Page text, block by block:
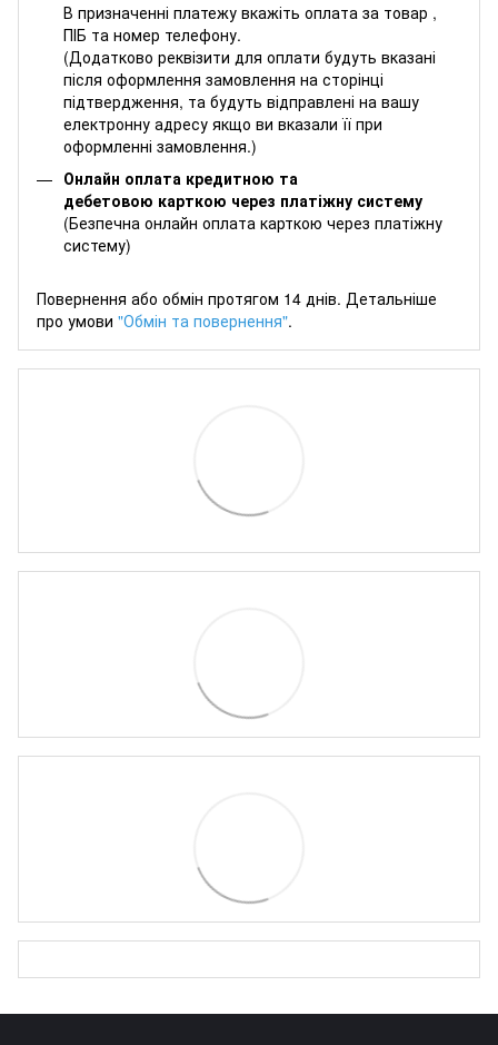
В призначенні платежу вкажіть оплата за товар ,
ПІБ та номер телефону.
(Додатково реквізити для оплати будуть вказані
після оформлення замовлення на сторінці
підтвердження, та будуть відправлені на вашу
електронну адресу якщо ви вказали її при
оформленні замовлення.)
Онлайн оплата кредитною та
дебетовою карткою через платіжну систему
(Безпечна онлайн оплата карткою через платіжну
систему)
Повернення або обмін протягом 14 днів. Детальніше
про умови "Обмін та повернення".